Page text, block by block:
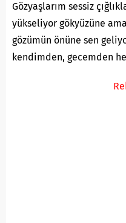
Gözyaşlarım sessiz
yükseliyor gökyüzüne
gözümün önüne sen
kendimden, gecemden